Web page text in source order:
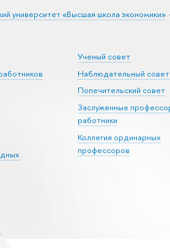
университет «Высшая школа экономики»
Ученый совет
Наблюдательный совет
Попечительский совет
Заслуженные
работники
Коллегия ординарных
профессоров